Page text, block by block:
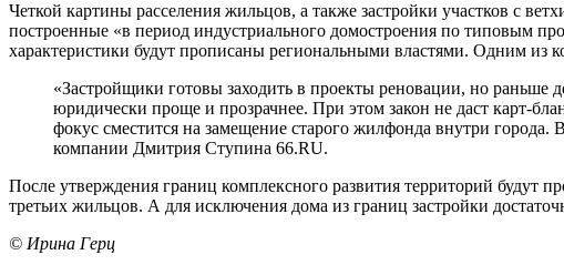
Четкой картины расселения жильцов, а также застройки участков с
построенные «в период индустриального домостроения по типовым
характеристики будут прописаны региональными властями. Одним из
«Застройщики готовы заходить в проекты реновации, но раньше
юридически проще и прозрачнее. При этом закон не даст карт-
фокус сместится на замещение старого жилфонда внутри города.
компании Дмитрия Ступина 66.RU.
После утверждения границ комплексного развития территорий будут
третьих жильцов. А для исключения дома из границ застройки
© Ирина Герц